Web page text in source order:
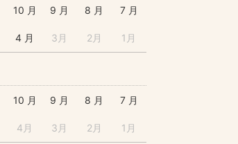
10 月 9 月 8 月 7 月
4 月 3月 2月 1月
10 月 9 月 8 月 7 月
4月 3月 2月 1月